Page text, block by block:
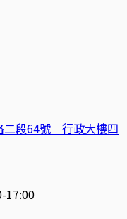
二段64號 行政大樓四
17:00